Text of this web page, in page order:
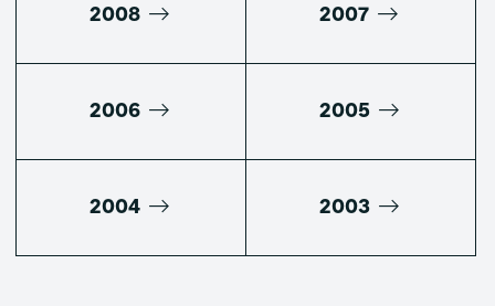
2008 2007
2006 2005
2004 2003